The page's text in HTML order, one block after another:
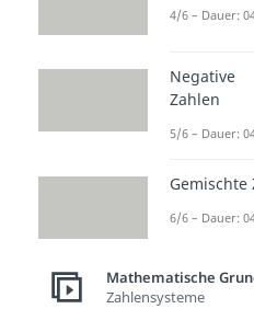
4/6 – Dauer:
Negative
Zahlen
5/6 – Dauer:
Gemischte
6/6 – Dauer:
Mathematische
Zahlensysteme